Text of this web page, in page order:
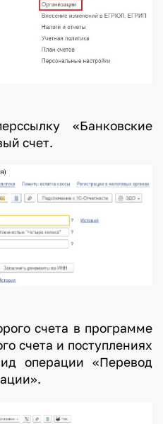
«Банковские
счет.
счета в программе
счета и поступлениях
операции «Перевод